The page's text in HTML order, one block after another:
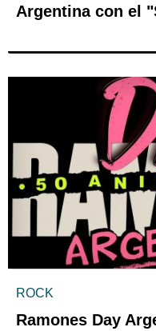
Argentina con el
ROCK
Ramones Day